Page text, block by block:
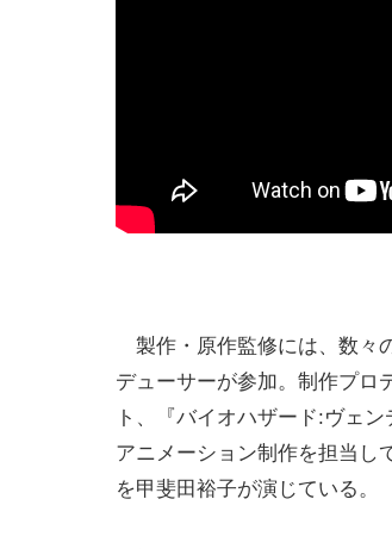
製作・原作監修には、数々
デューサーが参加。制作プロ
ト、『バイオハザード:ヴェ
アニメーション制作を担当し
を甲斐田裕子が演じている。